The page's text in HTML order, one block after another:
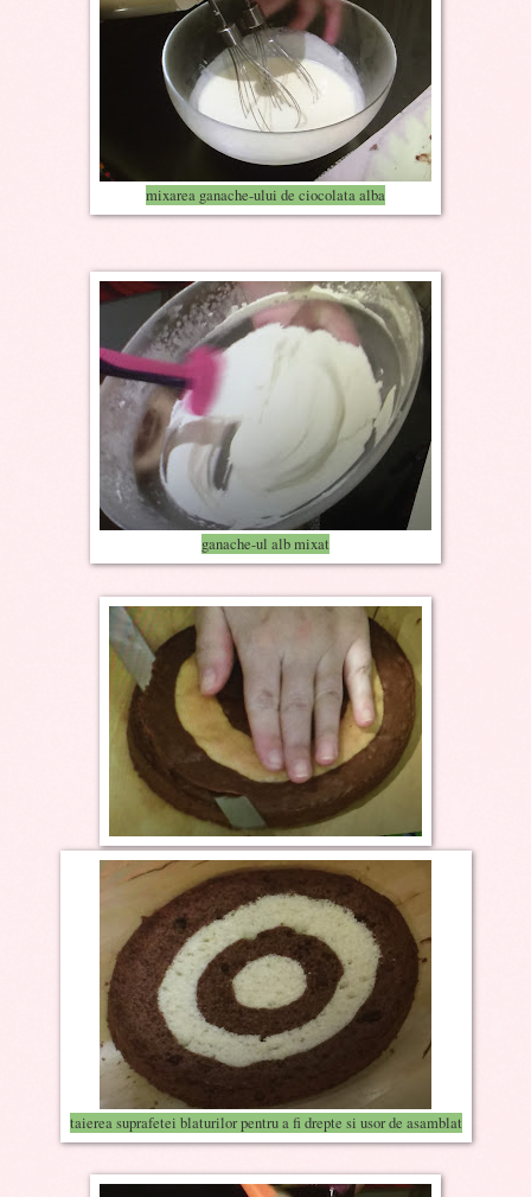
mixarea ganache-ului de ciocolata alba
ganache-ul alb mixat
taierea suprafetei blaturilor pentru a fi drepte si usor de asamblat